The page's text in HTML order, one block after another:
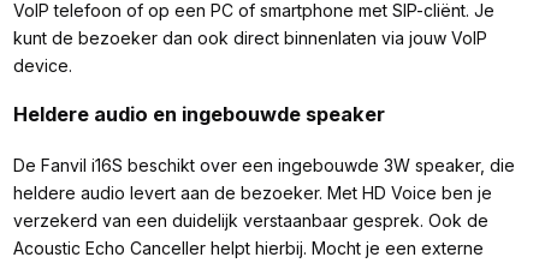
VoIP telefoon of op een PC of smartphone met SIP-cliënt. Je
kunt de bezoeker dan ook direct binnenlaten via jouw VoIP
device.
Heldere audio en ingebouwde speaker
De Fanvil i16S beschikt over een ingebouwde 3W speaker, die
heldere audio levert aan de bezoeker. Met HD Voice ben je
verzekerd van een duidelijk verstaanbaar gesprek. Ook de
Acoustic Echo Canceller helpt hierbij. Mocht je een externe